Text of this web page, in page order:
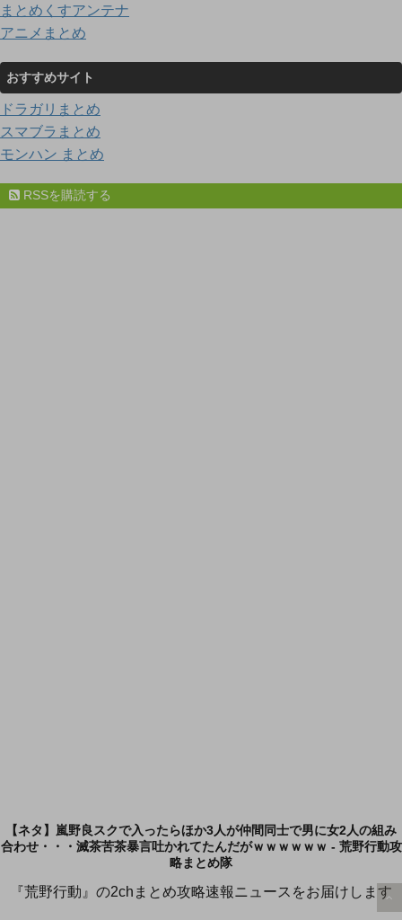
まとめくすアンテナ
アニメまとめ
おすすめサイト
ドラガリまとめ
スマブラまとめ
モンハン まとめ
RSSを購読する
【ネタ】嵐野良スクで入ったらほか3人が仲間同士で男に女2人の組み
合わせ・・・滅茶苦茶暴言吐かれてたんだがｗｗｗｗｗｗ - 荒野行動攻
略まとめ隊
『荒野行動』の2chまとめ攻略速報ニュースをお届けします